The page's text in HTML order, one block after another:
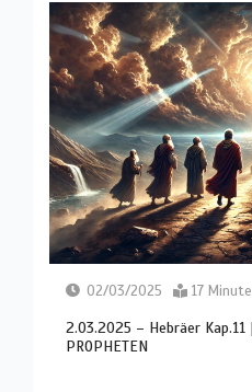
02/03/2025 17
2.03.2025 – Hebräer Kap.11
PROPHETEN